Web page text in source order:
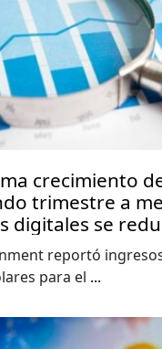
crecimiento
trimestre a
digitales se
reportó
para el ...